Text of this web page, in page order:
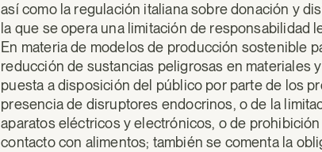
así como la regulación italiana sobre donación y
la que se opera una limitación de responsabilidad
En materia de modelos de producción sostenible
reducción de sustancias peligrosas en materiales
puesta a disposición del público por parte de los
presencia de disruptores endocrinos, o de la
aparatos eléctricos y electrónicos, o de
contacto con alimentos; también se comenta la